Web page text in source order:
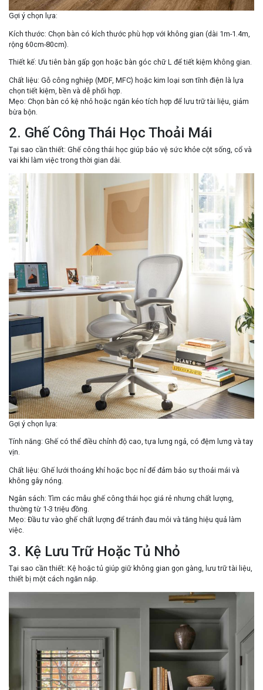
Gợi ý chọn lựa:
Kích thước: Chọn bàn có kích thước phù hợp với không gian (dài 1m-1.4m,
rộng 60cm-80cm).
Thiết kế: Ưu tiên bàn gấp gọn hoặc bàn góc chữ L để tiết kiệm không gian.
Chất liệu: Gỗ công nghiệp (MDF, MFC) hoặc kim loại sơn tĩnh điện là lựa
chọn tiết kiệm, bền và dễ phối hợp.
Mẹo: Chọn bàn có kệ nhỏ hoặc ngăn kéo tích hợp để lưu trữ tài liệu, giảm
bừa bộn.
2. Ghế Công Thái Học Thoải Mái
Tại sao cần thiết: Ghế công thái học giúp bảo vệ sức khỏe cột sống, cổ và
vai khi làm việc trong thời gian dài.
Gợi ý chọn lựa:
Tính năng: Ghế có thể điều chỉnh độ cao, tựa lưng ngả, có đệm lưng và tay
vịn.
Chất liệu: Ghế lưới thoáng khí hoặc bọc nỉ để đảm bảo sự thoải mái và
không gây nóng.
Ngân sách: Tìm các mẫu ghế công thái học giá rẻ nhưng chất lượng,
thường từ 1-3 triệu đồng.
Mẹo: Đầu tư vào ghế chất lượng để tránh đau mỏi và tăng hiệu quả làm
việc.
3. Kệ Lưu Trữ Hoặc Tủ Nhỏ
Tại sao cần thiết: Kệ hoặc tủ giúp giữ không gian gọn gàng, lưu trữ tài liệu,
thiết bị một cách ngăn nắp.